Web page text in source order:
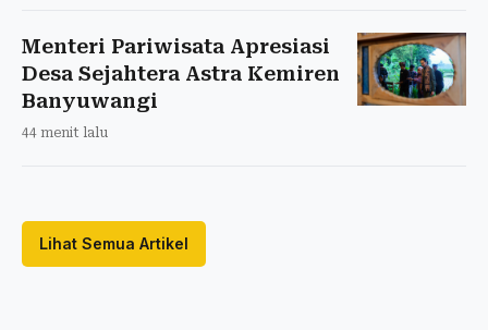
Menteri Pariwisata Apresiasi
Desa Sejahtera Astra Kemiren
Banyuwangi
44 menit lalu
Lihat Semua Artikel